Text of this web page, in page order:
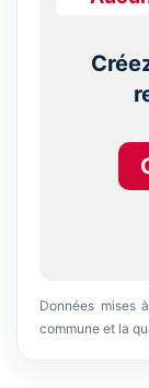
Données mises
commune et la